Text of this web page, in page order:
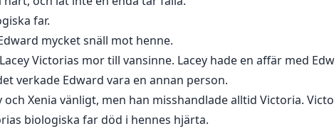
far.
mycket snäll mot henne.
Victorias mor till vansinne. Lacey hade en affär med
verkade Edward vara en annan person.
och Xenia vänligt, men han misshandlade alltid Victoria.
biologiska far död i hennes hjärta.